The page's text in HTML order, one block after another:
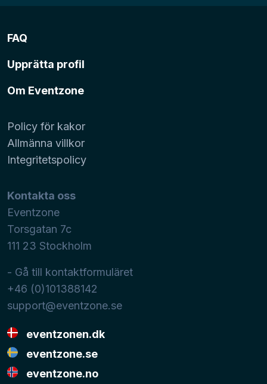
FAQ
Upprätta profil
Om Eventzone
Policy för kakor
Allmänna villkor
Integritetspolicy
Kontakta oss
Eventzone
Torsgatan 7c
111 23 Stockholm
- Gå till kontaktformuläret
+46 (0)101388142
support@eventzone.se
eventzonen.dk
eventzone.se
eventzone.no